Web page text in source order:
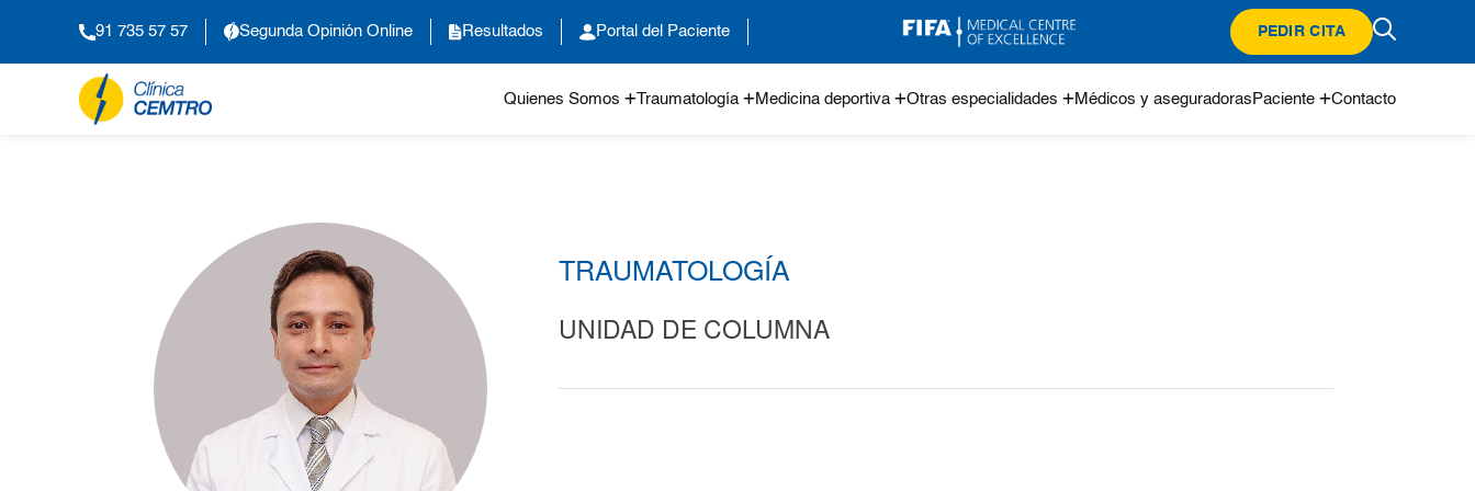
91 735 57 57 Segunda Opinión Online Resultados Portal del Paciente PEDIR CITA
Quienes Somos Traumatología Medicina deportiva Otras especialidades Médicos y aseguradoras Paciente Contacto
TRAUMATOLOGÍA
UNIDAD DE COLUMNA